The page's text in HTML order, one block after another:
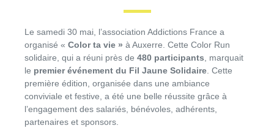
Le samedi 30 mai, l’association Addictions France a
organisé « Color ta vie » à Auxerre. Cette Color Run
solidaire, qui a réuni près de 480 participants, marquait
le premier événement du Fil Jaune Solidaire. Cette
première édition, organisée dans une ambiance
conviviale et festive, a été une belle réussite grâce à
l’engagement des salariés, bénévoles, adhérents,
partenaires et sponsors.